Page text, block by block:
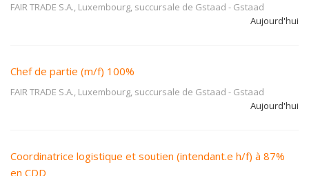
FAIR TRADE S.A., Luxembourg, succursale de Gstaad - Gstaad
Aujourd'hui
Chef de partie (m/f) 100%
FAIR TRADE S.A., Luxembourg, succursale de Gstaad - Gstaad
Aujourd'hui
Coordinatrice logistique et soutien (intendant.e h/f) à 87%
en CDD